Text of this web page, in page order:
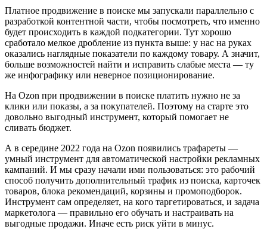
Платное продвижение в поиске мы запускали параллельно с
разработкой контентной части, чтобы посмотреть, что именно
будет происходить в каждой подкатегории. Тут хорошо
сработало мелкое дробление из пункта выше: у нас на руках
оказались наглядные показатели по каждому товару. А значит,
больше возможностей найти и исправить слабые места — ту
же инфографику или неверное позиционирование.
На Ozon при продвижении в поиске платить нужно не за
клики или показы, а за покупателей. Поэтому на старте это
довольно выгодный инструмент, который помогает не
сливать бюджет.
А в середине 2022 года на Ozon появились трафареты —
умный инструмент для автоматической настройки рекламных
кампаний. И мы сразу начали ими пользоваться: это рабочий
способ получить дополнительный трафик из поиска, карточек
товаров, блока рекомендаций, корзины и промоподборок.
Инструмент сам определяет, на кого таргетироваться, и задача
маркетолога — правильно его обучать и настраивать на
выгодные продажи. Иначе есть риск уйти в минус.